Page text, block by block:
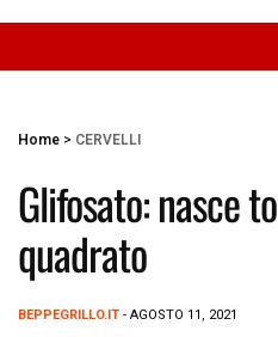
Home > CERVELLI
Glifosato: nasce
quadrato
BEPPEGRILLO.IT - AGOSTO 11, 2021